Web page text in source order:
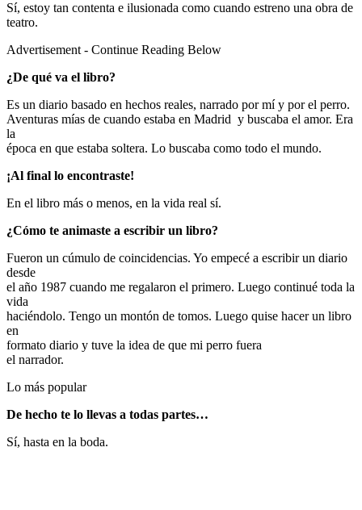
Sí, estoy tan contenta e ilusionada como cuando estreno una obra de
teatro.
Advertisement - Continue Reading Below
¿De qué va el libro?
Es un diario basado en hechos reales, narrado por mí y por el perro.
Aventuras mías de cuando estaba en Madrid y buscaba el amor. Era
la
época en que estaba soltera. Lo buscaba como todo el mundo.
¡Al final lo encontraste!
En el libro más o menos, en la vida real sí.
¿Cómo te animaste a escribir un libro?
Fueron un cúmulo de coincidencias. Yo empecé a escribir un diario
desde
el año 1987 cuando me regalaron el primero. Luego continué toda la
vida
haciéndolo. Tengo un montón de tomos. Luego quise hacer un libro
en
formato diario y tuve la idea de que mi perro fuera
el narrador.
Lo más popular
De hecho te lo llevas a todas partes…
Sí, hasta en la boda.